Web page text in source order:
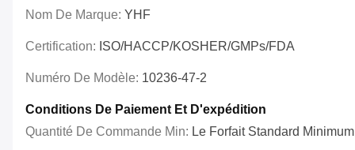
Nom De Marque: YHF
Certification: ISO/HACCP/KOSHER/GMPs/FDA
Numéro De Modèle: 10236-47-2
Conditions De Paiement Et D'expédition
Quantité De Commande Min: Le Forfait Standard